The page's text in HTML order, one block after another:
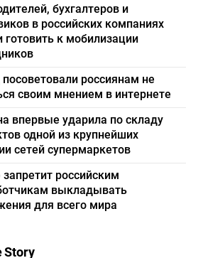
бухгалтеров и
в российских компаниях
готовить к мобилизации
россиянам не
своим мнением в интернете
впервые ударила по складу
одной из крупнейших
сетей супермаркетов
запретит российским
выкладывать
для всего мира